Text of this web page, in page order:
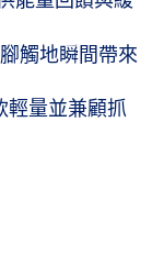
觸地瞬間帶來
輕量並兼顧抓